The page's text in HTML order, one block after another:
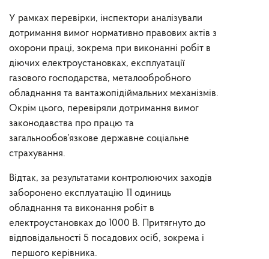
У рамках перевірки, інспектори аналізували
дотримання вимог нормативно правових актів з
охорони праці, зокрема при виконанні робіт в
діючих електроустановках, експлуатації
газового господарства, металообробного
обладнання та вантажопідіймальних механізмів.
Окрім цього, перевіряли дотримання вимог
законодавства про працю та
загальнообов’язкове державне соціальне
страхування.
Відтак, за результатами контролюючих заходів
заборонено експлуатацію 11 одиниць
обладнання та виконання робіт в
електроустановках до 1000 В. Притягнуто до
відповідальності 5 посадових осіб, зокрема і
першого керівника.